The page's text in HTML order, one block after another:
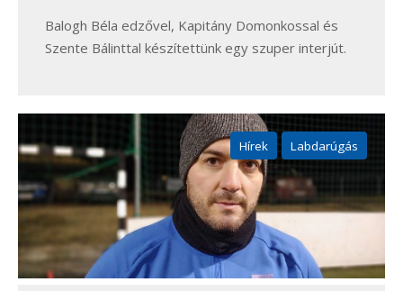
Balogh Béla edzővel, Kapitány Domonkossal és
Szente Bálinttal készítettünk egy szuper interjút.
Hírek Labdarúgás